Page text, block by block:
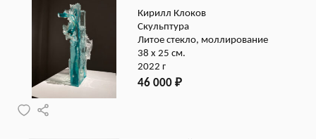
Кирилл Клоков
Скульптура
Литое стекло, моллирование
38 х 25 см.
2022 г
46 000 ₽